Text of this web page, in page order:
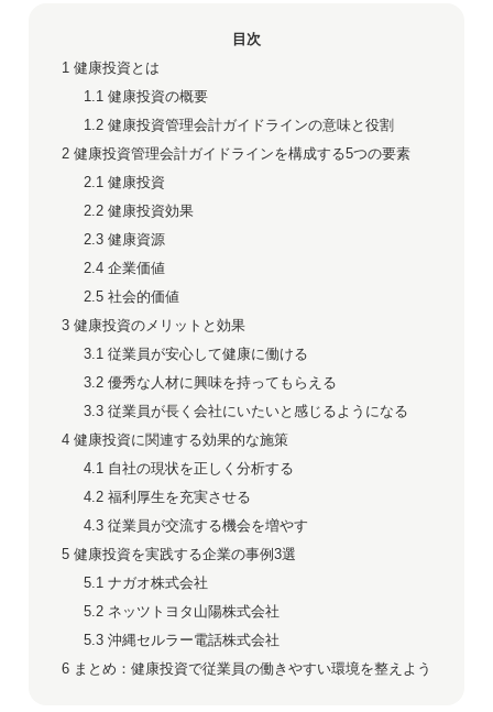
目次
1 健康投資とは
1.1健康投資の概要
1.2健康投資管理会計ガイドラインの意味と役割
2 健康投資管理会計ガイドラインを構成する5つの要素
2.1健康投資
2.2健康投資効果
2.3健康資源
2.4企業価値
2.5社会的価値
3 健康投資のメリットと効果
3.1従業員が安心して健康に働ける
3.2優秀な人材に興味を持ってもらえる
3.3従業員が長く会社にいたいと感じるようになる
4 健康投資に関連する効果的な施策
4.1自社の現状を正しく分析する
4.2福利厚生を充実させる
4.3従業員が交流する機会を増やす
5 健康投資を実践する企業の事例3選
5.1ナガオ株式会社
5.2ネッツトヨタ山陽株式会社
5.3沖縄セルラー電話株式会社
6 まとめ：健康投資で従業員の働きやすい環境を整えよう